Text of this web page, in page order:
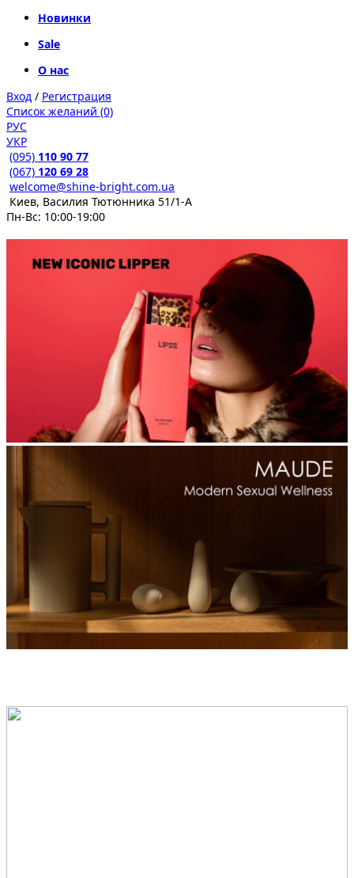
Новинки
Sale
О нас
Вход / Регистрация
Список желаний (0)
РУС
УКР
(095) 110 90 77
(067) 120 69 28
welcome@shine-bright.com.ua
Киев, Василия Тютюнника 51/1-А
Пн-Вс: 10:00-19:00